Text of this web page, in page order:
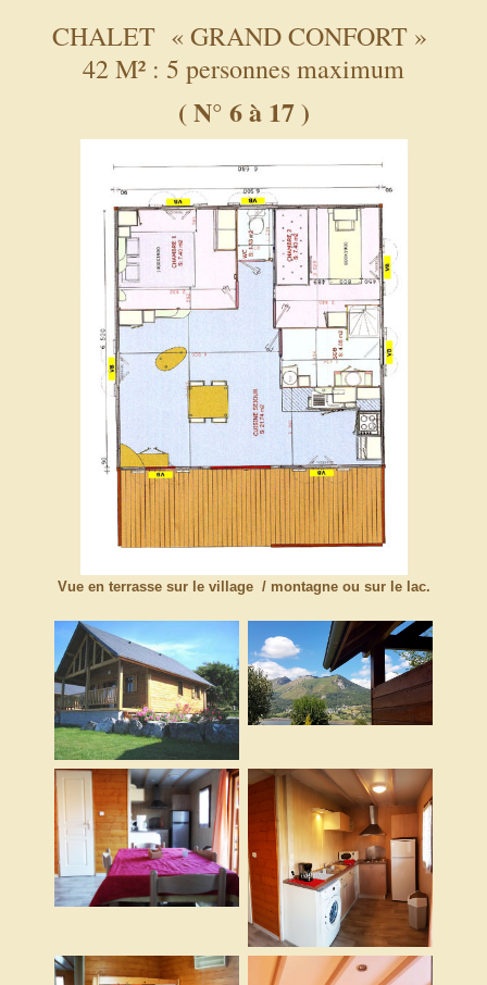
CHALET « GRAND CONFORT »
42 M² : 5 personnes maximum
( N° 6 à 17 )
Vue en terrasse sur le village / montagne ou sur le lac.